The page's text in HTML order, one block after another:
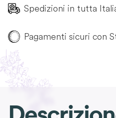
Spedizioni in tutta
Pagamenti sicuri con